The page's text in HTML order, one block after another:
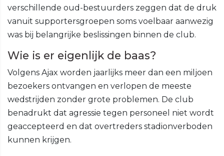
verschillende oud-bestuurders zeggen dat de druk
vanuit supportersgroepen soms voelbaar aanwezig
was bij belangrijke beslissingen binnen de club.
Wie is er eigenlijk de baas?
Volgens Ajax worden jaarlijks meer dan een miljoen
bezoekers ontvangen en verlopen de meeste
wedstrijden zonder grote problemen. De club
benadrukt dat agressie tegen personeel niet wordt
geaccepteerd en dat overtreders stadionverboden
kunnen krijgen.